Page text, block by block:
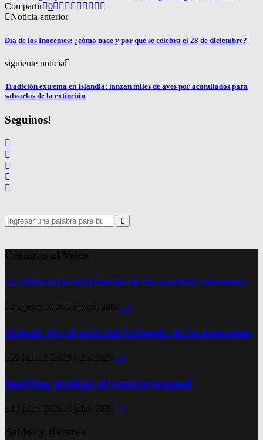
Compartir 0
Noticia anterior
Día de los Inocentes: ¿cómo nace y por qué se celebra el 28 de diciembre?
siguiente noticia
Tradición extrema en Islandia: lanzan miles de aves por acantilados para
salvarlas de la extinción
Seguinos!
Search
for:
Search
Crónicas al Voleo
La silenciosa resistencia de los pueblos nómadas
2 agosto, 2026 1 agosto, 2026 0
El Vuelo 19 y el mito del Triángulo de las Bermudas
26 julio, 2026 25 julio, 2026 0
Matthias Sindelar, el hombre de papel
19 julio, 2026 18 julio, 2026 0
Saldos y Retazos